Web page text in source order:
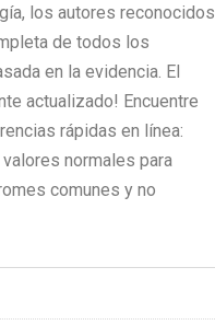
los autores reconocidos
de todos los
en la evidencia. El
actualizado! Encuentre
rápidas en línea:
normales para
comunes y no